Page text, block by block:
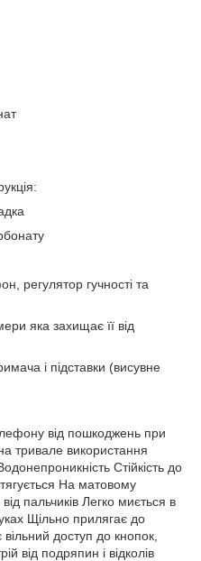
регулятор гучності та
яка захищає її від
і підставки (висувне
від пошкоджень при
тривале використання
Стійкість до
На матовому
пальчиків Легко миється в
Щільно прилягає до
доступ до кнопок,
від подряпин і відколів